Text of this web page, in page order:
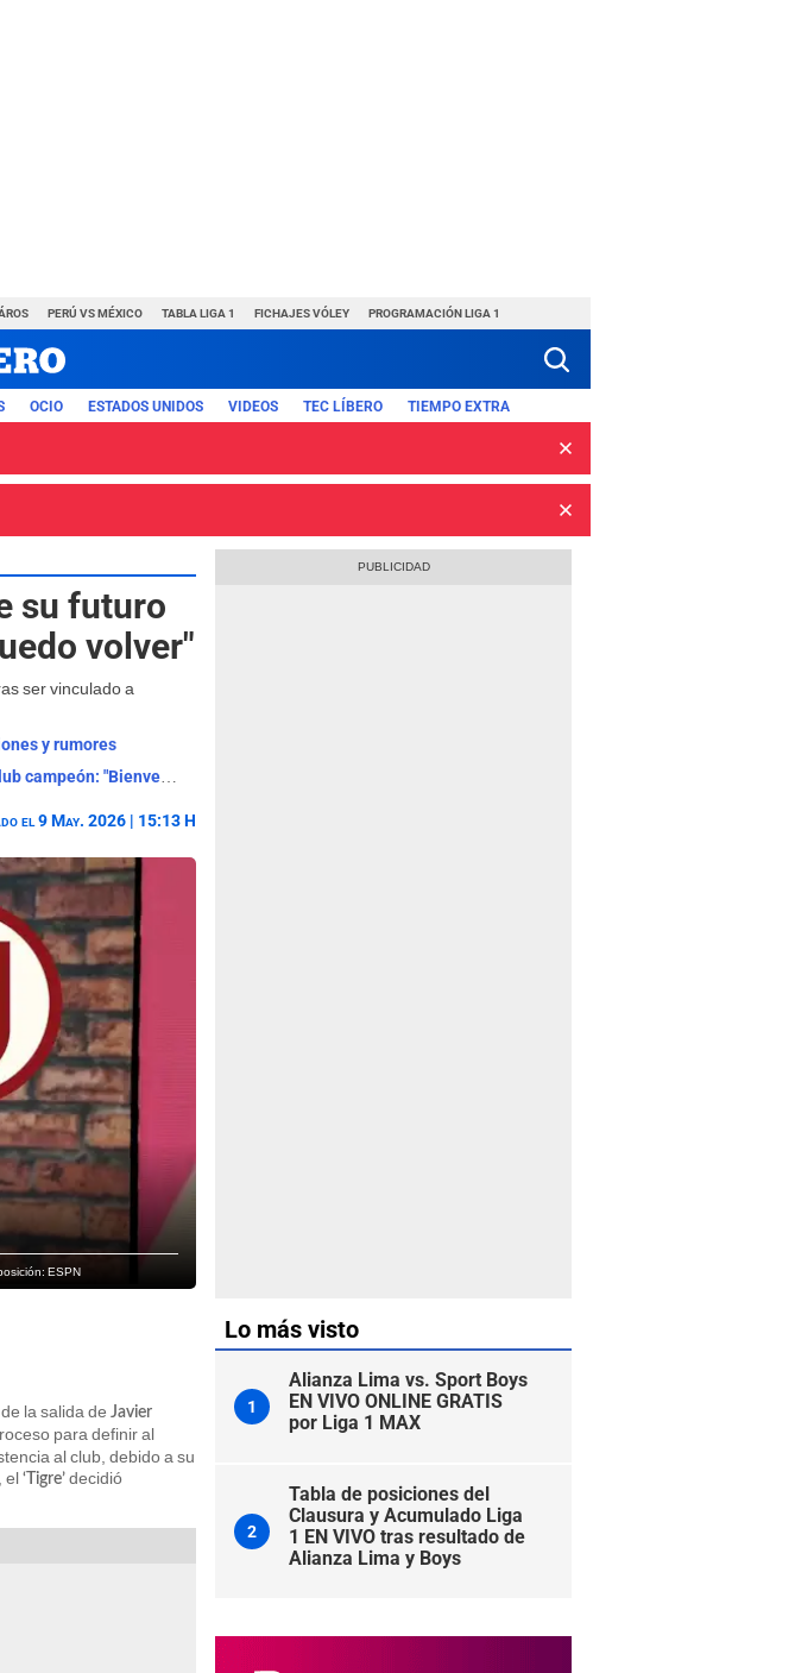
PERÚ VS MÉXICO TABLA LIGA 1 FICHAJES VÓLEY PROGRAMACIÓN LIGA 1
OCIO ESTADOS UNIDOS VIDEOS TEC LÍBERO TIEMPO EXTRA
su futuro
volver"
ser vinculado a
y rumores
Se fue de Universitario y ahora sacude el mercado firmando por histórico club campeón: "Bienvenido"
el 9 May. 2026 | 15:13 H
ESPN
la salida de Javier
para definir al
al club, debido a su
el ‘Tigre’ decidió
Lo más visto
1
Alianza Lima vs. Sport Boys
EN VIVO ONLINE GRATIS
por Liga 1 MAX
2
Tabla de posiciones del
Clausura y Acumulado Liga
1 EN VIVO tras resultado de
Alianza Lima y Boys